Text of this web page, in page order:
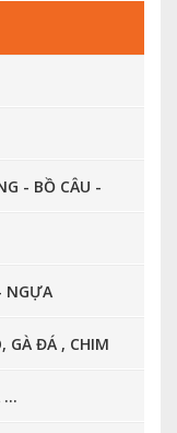
- BỒ CÂU -
NGỰA
GÀ ĐÁ , CHIM
...